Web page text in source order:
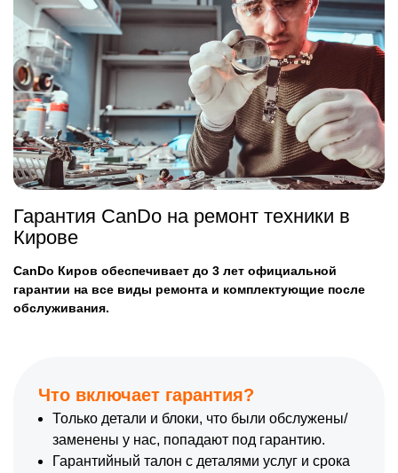
Гарантия CanDo на ремонт техники в
Кирове
CanDo Киров обеспечивает до 3 лет официальной
гарантии на все виды ремонта и комплектующие после
обслуживания.
Что включает гарантия?
Только детали и блоки, что были обслужены/
заменены у нас, попадают под гарантию.
Гарантийный талон с деталями услуг и срока